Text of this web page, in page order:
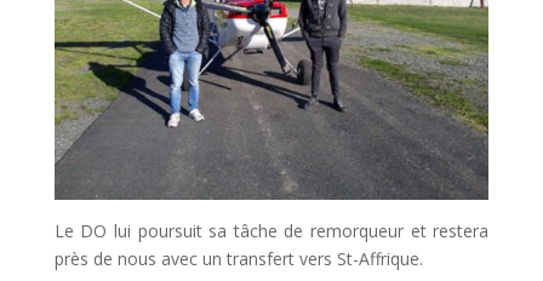
Le DO lui poursuit sa tâche de remorqueur et restera
près de nous avec un transfert vers St-Affrique.